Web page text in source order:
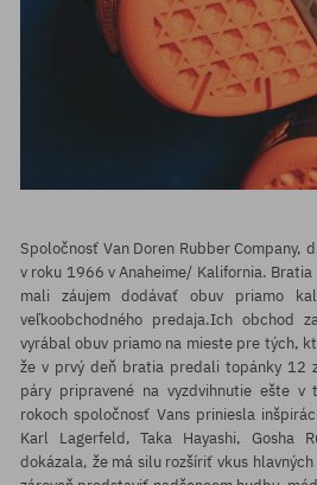
Spoločnosť Van Doren Rubber Company,
v roku 1966 v Anaheime/ Kalifornia. Bratia
mali záujem dodávať obuv priamo
veľkoobchodného predaja.Ich obchod
vyrábal obuv priamo na mieste pre tých,
že v prvý deň bratia predali topánky 12
páry pripravené na vyzdvihnutie ešte
rokoch spoločnosť Vans priniesla
Karl Lagerfeld, Taka Hayashi, Gosha
dokázala, že má silu rozšíriť vkus